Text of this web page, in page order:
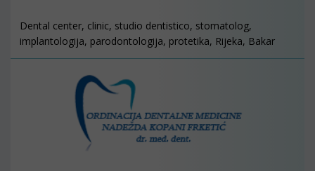
Dental center, clinic, studio dentistico, stomatolog,
implantologija, parodontologija, protetika, Rijeka, Bakar